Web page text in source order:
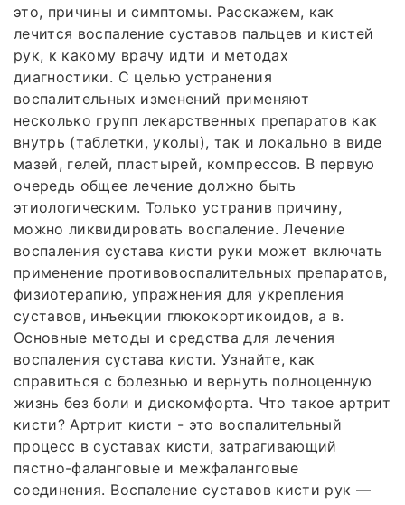
это, причины и симптомы. Расскажем, как
лечится воспаление суставов пальцев и кистей
рук, к какому врачу идти и методах
диагностики. С целью устранения
воспалительных изменений применяют
несколько групп лекарственных препаратов как
внутрь (таблетки, уколы), так и локально в виде
мазей, гелей, пластырей, компрессов. В первую
очередь общее лечение должно быть
этиологическим. Только устранив причину,
можно ликвидировать воспаление. Лечение
воспаления сустава кисти руки может включать
применение противовоспалительных препаратов,
физиотерапию, упражнения для укрепления
суставов, инъекции глюкокортикоидов, а в.
Основные методы и средства для лечения
воспаления сустава кисти. Узнайте, как
справиться с болезнью и вернуть полноценную
жизнь без боли и дискомфорта. Что такое артрит
кисти? Артрит кисти - это воспалительный
процесс в суставах кисти, затрагивающий
пястно-фаланговые и межфаланговые
соединения. Воспаление суставов кисти рук —